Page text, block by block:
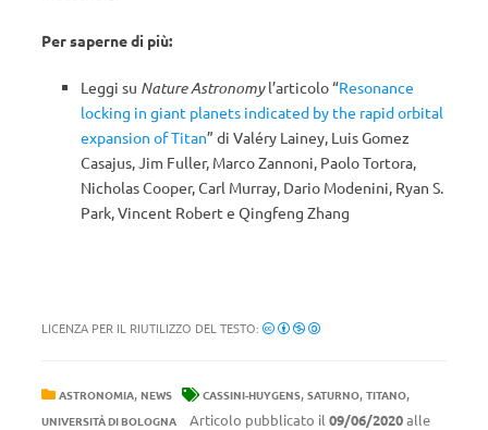
Per saperne di più:
Leggi su Nature Astronomyl’articolo “Resonance
locking in giant planets indicated by the rapid orbital
expansion of Titan” di Valéry Lainey, Luis Gomez
Casajus, Jim Fuller, Marco Zannoni, Paolo Tortora,
Nicholas Cooper, Carl Murray, Dario Modenini, Ryan S.
Park, Vincent Robert e Qingfeng Zhang
LICENZA PER IL RIUTILIZZO DEL TESTO:
ASTRONOMIA, NEWS CASSINI-HUYGENS, SATURNO, TITANO,
UNIVERSITÀ DI BOLOGNA Articolo pubblicato il 09/06/2020alle